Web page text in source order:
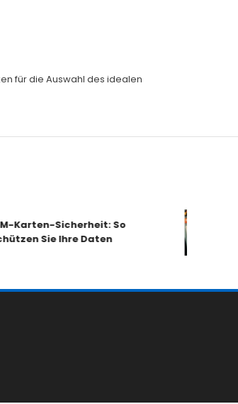
für die Auswahl des idealen
Karten-Sicherheit: So
Sie Ihre Daten